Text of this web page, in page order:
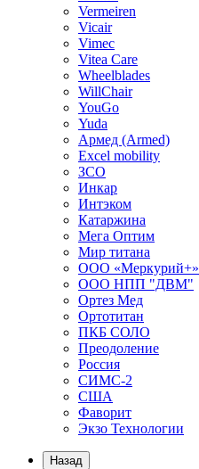
Vermeiren
Vicair
Vimec
Vitea Care
Wheelblades
WillChair
YouGo
Yuda
Армед (Armed)
Еxcel mobility
ЗСО
Инкар
Интэком
Катаржина
Мега Оптим
Мир титана
ООО «Меркурий+»
ООО НПП "ДВМ"
Ортез Мед
Ортотитан
ПКБ СОЛО
Преодоление
Россия
СИМС-2
США
Фаворит
Экзо Технологии
Назад